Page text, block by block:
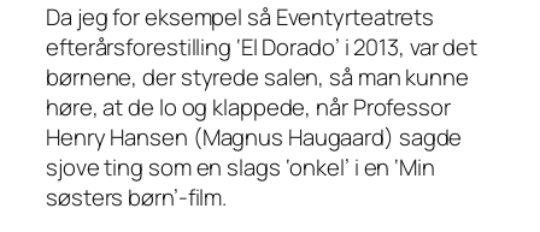
Da jeg for eksempel så Eventyrteatrets
efterårsforestilling ‘El Dorado’ i 2013, var det
børnene, der styrede salen, så man kunne
høre, at de lo og klappede, når Professor
Henry Hansen (Magnus Haugaard) sagde
sjove ting som en slags ‘onkel’ i en ‘Min
søsters børn’-film.